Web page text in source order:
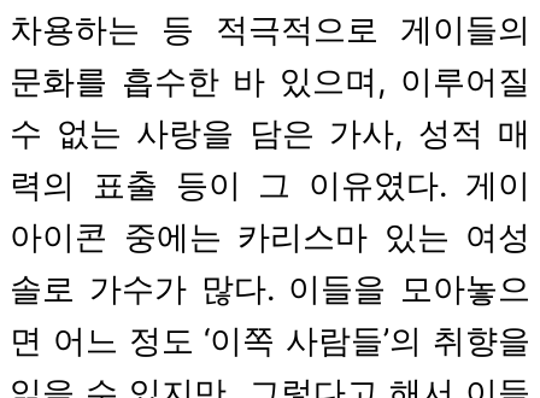
차용하는 등 적극적으로 게이들의
문화를 흡수한 바 있으며, 이루어질
수 없는 사랑을 담은 가사, 성적 매
력의 표출 등이 그 이유였다. 게이
아이콘 중에는 카리스마 있는 여성
솔로 가수가 많다. 이들을 모아놓으
면 어느 정도 ‘이쪽 사람들’의 취향을